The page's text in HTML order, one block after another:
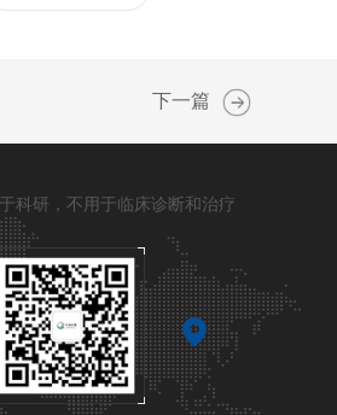
下一篇
科研，不用于临床诊断和治疗